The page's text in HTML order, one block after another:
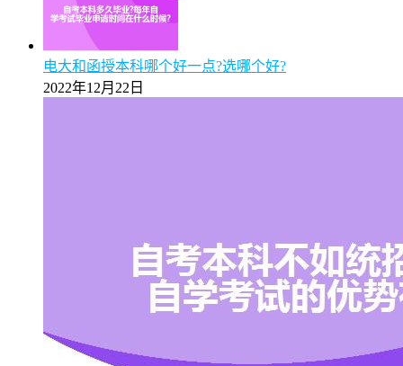
【揭秘】2025年广州成考专升本学费标准明细（附缴费
注意事项）
2025年5月9日